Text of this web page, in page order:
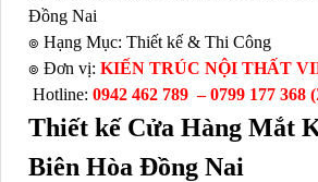
Đồng Nai
๏ Hạng Mục: Thiết kế & Thi Công
๏ Đơn vị: KIẾN TRÚC NỘI THẤT
Hotline: 0942 462 789 –0799 177 368
Thiết kế Cửa Hàng Mắt
Biên Hòa Đồng Nai